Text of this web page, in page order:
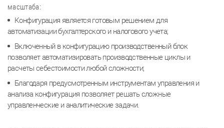
масштаба:
Конфигурация является готовым решением для
автоматизации бухгалтерского и налогового учета;
Включенный в конфигурацию производственный блок
позволяет автоматизировать производственные циклы и
расчеты себестоимости любой сложности;
Благодаря предусмотренным инструментам управления и
анализа конфигурация позволяет решать сложные
управленческие и аналитические задачи.